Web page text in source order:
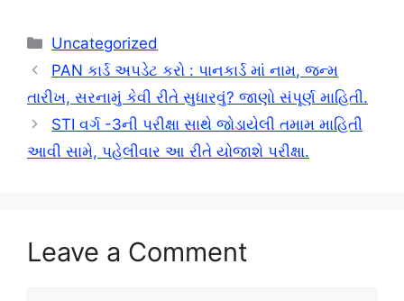
Categories
Uncategorized
PAN કાર્ડ અપડેટ કરો : પાનકાર્ડ માં નામ, જન્મ
તારીખ, સરનામું કેવી રીતે સુધારવું? જાણો સંપૂર્ણ માહિતી.
STI વર્ગ -3ની પરીક્ષા સાથે જોડાયેલી તમામ માહિતી
આવી સામે, પહેલીવાર આ રીતે યોજાશે પરીક્ષા.
Leave a Comment